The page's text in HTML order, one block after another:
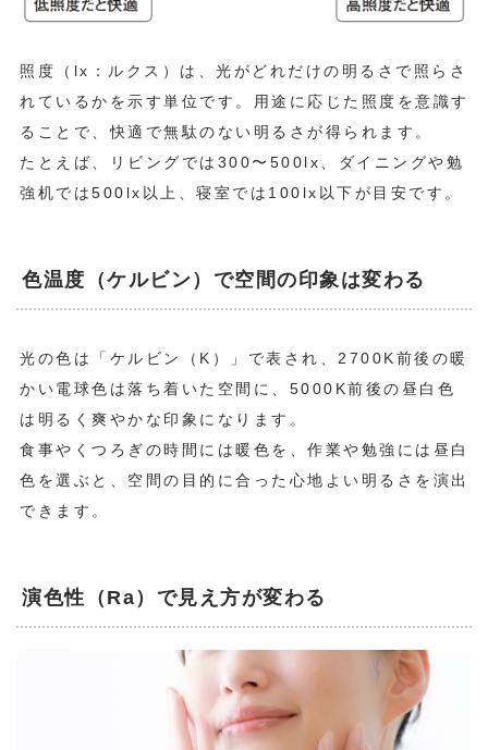
照度（lx：ルクス）は、光がどれだけの明るさで照らさ
れているかを示す単位です。用途に応じた照度を意識す
ることで、快適で無駄のない明るさが得られます。
たとえば、リビングでは300〜500lx、ダイニングや勉
強机では500lx以上、寝室では100lx以下が目安です。
色温度（ケルビン）で空間の印象は変わる
光の色は「ケルビン（K）」で表され、2700K前後の暖
かい電球色は落ち着いた空間に、5000K前後の昼白色
は明るく爽やかな印象になります。
食事やくつろぎの時間には暖色を、作業や勉強には昼白
色を選ぶと、空間の目的に合った心地よい明るさを演出
できます。
演色性（Ra）で見え方が変わる